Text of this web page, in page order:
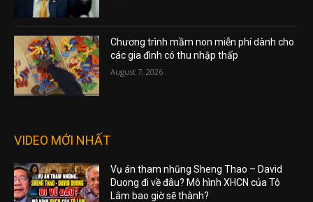
Chương trình mầm non miễn phí dành cho
các gia đình có thu nhập thấp
August 7, 2026
VIDEO MỚI NHẤT
Vụ án tham nhũng Sheng Thao – David
Duong đi về đâu? Mô hình XHCN của Tô
Lâm bao giờ sẽ thành?